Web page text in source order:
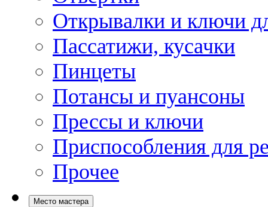
Открывалки и ключи
Пассатижи, кусачки
Пинцеты
Потансы и пуансоны
Прессы и ключи
Приспособления для
Прочее
Место мастера